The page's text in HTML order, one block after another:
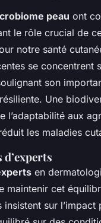
peau ont
le rôle crucial de
notre santé
se concentrent
son
Une
l’adaptabilité aux
les maladies
d’experts
en
maintenir cet
sur l’impact